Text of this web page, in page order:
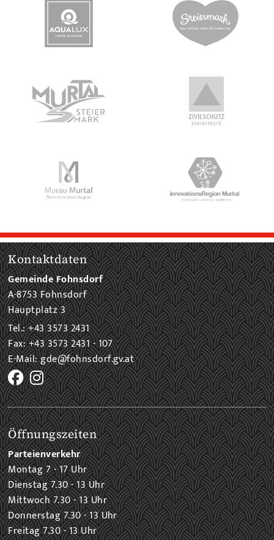
Kontaktdaten
Gemeinde Fohnsdorf
A-8753 Fohnsdorf
Hauptplatz 3
Tel.: +43 3573 2431
Fax: +43 3573 2431 - 107
E-Mail: gde@fohnsdorf.gv.at
Öffnungszeiten
Parteienverkehr
Montag 7 - 17 Uhr
Dienstag 7.30 - 13 Uhr
Mittwoch 7.30 - 13 Uhr
Donnerstag 7.30 - 13 Uhr
Freitag 7.30 - 13 Uhr